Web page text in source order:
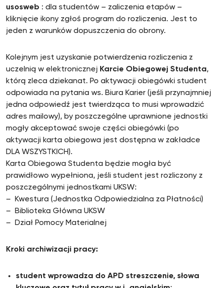
usosweb : dla studentów – zaliczenia etapów –
kliknięcie ikony zgłoś program do rozliczenia. Jest to
jeden z warunków dopuszczenia do obrony.
Kolejnym jest uzyskanie potwierdzenia rozliczenia z
uczelnią w elektronicznej Karcie Obiegowej Studenta,
którą zleca dziekanat. Po aktywacji obiegówki student
odpowiada na pytania ws. Biura Karier (jeśli przynajmniej
jedna odpowiedź jest twierdząca to musi wprowadzić
adres mailowy), by poszczególne uprawnione jednostki
mogły akceptować swoje części obiegówki (po
aktywacji karta obiegowa jest dostępna w zakładce
DLA WSZYSTKICH).
Karta Obiegowa Studenta będzie mogła być
prawidłowo wypełniona, jeśli student jest rozliczony z
poszczególnymi jednostkami UKSW:
– Kwestura (Jednostka Odpowiedzialna za Płatności)
– Biblioteka Główna UKSW
– Dział Pomocy Materialnej
Kroki archiwizacji pracy:
student wprowadza do APD streszczenie, słowa